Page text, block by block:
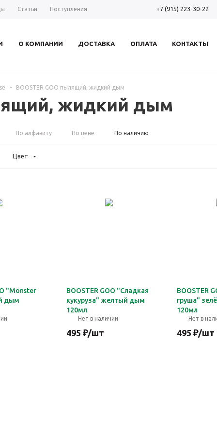
Статьи Поступления +7 (915) 223-30-22
О КОМПАНИИ ДОСТАВКА ОПЛАТА КОНТАКТЫ
- BOOSTER GOO пылящий, жидкий дым
жидкий дым
По алфавиту По цене По наличию
Цвет
"Monster
дым
BOOSTER GOO "Сладкая
кукуруза" желтый дым
120мл
Нет в наличии
495 ₽/шт
BOOSTER
груша"
120мл
Нет в
495 ₽/шт